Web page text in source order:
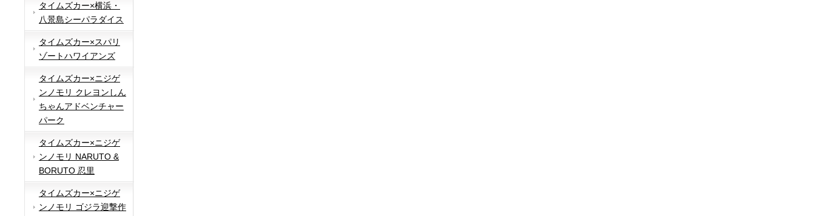
タイムズカー×横浜・
八景島シーパラダイス
タイムズカー×スパリ
ゾートハワイアンズ
タイムズカー×ニジゲ
ンノモリ クレヨンしん
ちゃんアドベンチャー
パーク
タイムズカー×ニジゲ
ンノモリ NARUTO &
BORUTO 忍里
タイムズカー×ニジゲ
ンノモリ ゴジラ迎撃作